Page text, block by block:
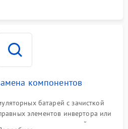
компонентов
батарей с зачисткой
элементов инвертора или
новых радиодеталей.